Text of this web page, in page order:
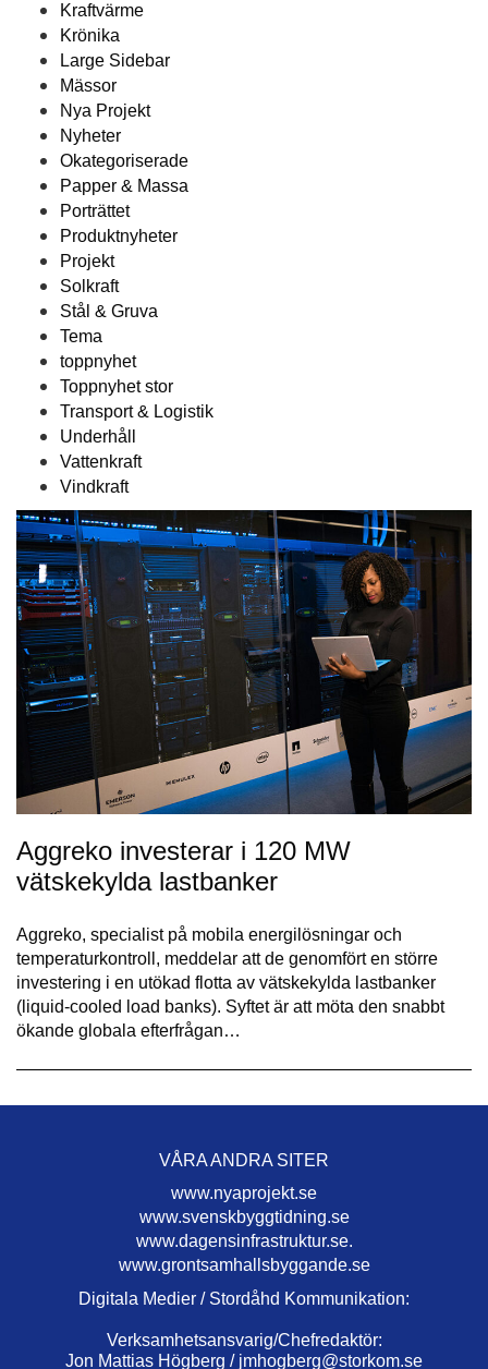
Kraftvärme
Krönika
Large Sidebar
Mässor
Nya Projekt
Nyheter
Okategoriserade
Papper & Massa
Porträttet
Produktnyheter
Projekt
Solkraft
Stål & Gruva
Tema
toppnyhet
Toppnyhet stor
Transport & Logistik
Underhåll
Vattenkraft
Vindkraft
Aggreko investerar i 120 MW
vätskekylda lastbanker
Aggreko, specialist på mobila energilösningar och
temperaturkontroll, meddelar att de genomfört en större
investering i en utökad flotta av vätskekylda lastbanker
(liquid-cooled load banks). Syftet är att möta den snabbt
ökande globala efterfrågan…
VÅRA ANDRA SITER
www.nyaprojekt.se
www.svenskbyggtidning.se
www.dagensinfrastruktur.se.
www.grontsamhallsbyggande.se
Digitala Medier / Stordåhd Kommunikation:
Verksamhetsansvarig/Chefredaktör:
Jon Mattias Högberg / jmhogberg@storkom.se